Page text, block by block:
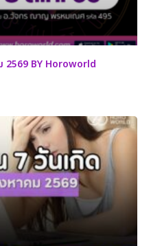
2569 BY Horoworld